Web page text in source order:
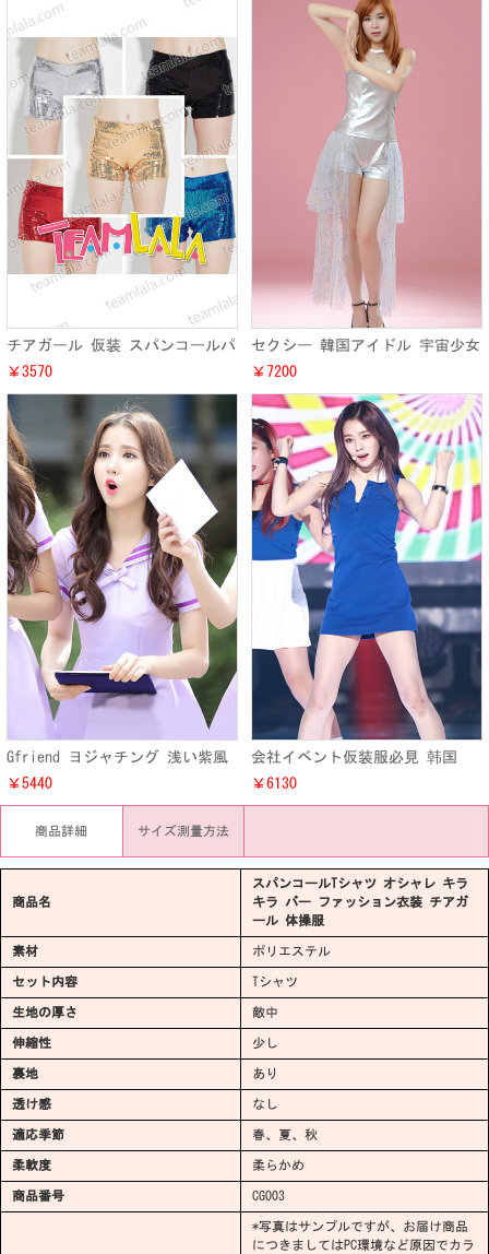
チアガール 仮装 スパンコールパ
ンツ キラキラ ラメ ズボン オシ
ャレ 5色入り イベント
￥3570
セクシー 韓国アイドル 宇宙少女
IOIステージ演出制服セット 銀色
ピカピカオーガンジー地
￥7200
Gfriend ヨジャチング 浅い紫風
ライブ演出ワンピース 韓国 Kpop
風 舞台仮装 ダンス衣装
￥5440
会社イベント仮装服必見 韩国
redvelvet ステージ演出ワンピー
ス制服衣装 LOGO ロゴオーダー
￥6130
商品詳細 サイズ測量方法
商品名
スパンコールTシャツ オシャレ キラ
キラ バー ファッション衣装 チアガ
ール 体操服
素材 ポリエステル
セット内容 Tシャツ
生地の厚さ 敵中
伸縮性 少し
裏地 あり
透け感 なし
適応季節 春、夏、秋
柔軟度 柔らかめ
商品番号 CG003
*写真はサンプルですが、お届け商品
につきましてはPC環境など原因でカラ